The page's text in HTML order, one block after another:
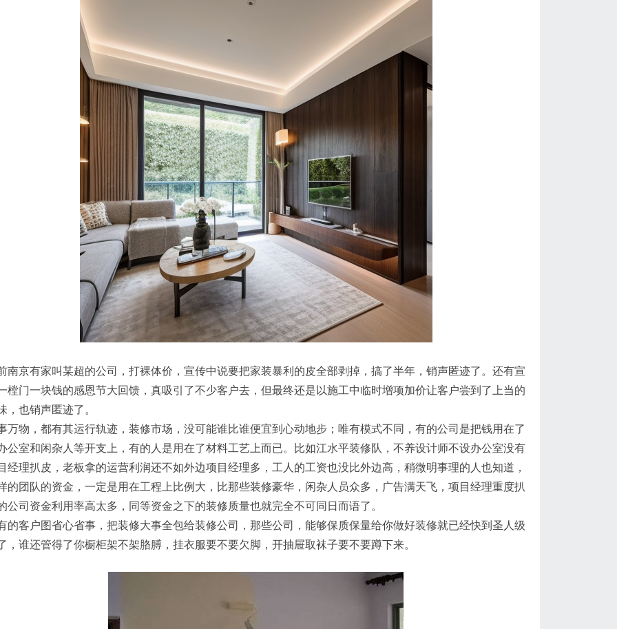
南京有家叫某超的公司，打裸体价，宣传中说要把家装暴利的皮全部剥掉，搞了半年，销声匿迹了。还有宣
樘门一块钱的感恩节大回馈，真吸引了不少客户去，但最终还是以施工中临时增项加价让客户尝到了上当的
，也销声匿迹了。
万物，都有其运行轨迹，装修市场，没可能谁比谁便宜到心动地步；唯有模式不同，有的公司是把钱用在了
公室和闲杂人等开支上，有的人是用在了材料工艺上而已。比如江水平装修队，不养设计师不设办公室没有
经理扒皮，老板拿的运营利润还不如外边项目经理多，工人的工资也没比外边高，稍微明事理的人也知道，
的团队的资金，一定是用在工程上比例大，比那些装修豪华，闲杂人员众多，广告满天飞，项目经理重度扒
公司资金利用率高太多，同等资金之下的装修质量也就完全不可同日而语了。
的客户图省心省事，把装修大事全包给装修公司，那些公司，能够保质保量给你做好装修就已经快到圣人级
，谁还管得了你橱柜架不架胳膊，挂衣服要不要欠脚，开抽屉取袜子要不要蹲下来。